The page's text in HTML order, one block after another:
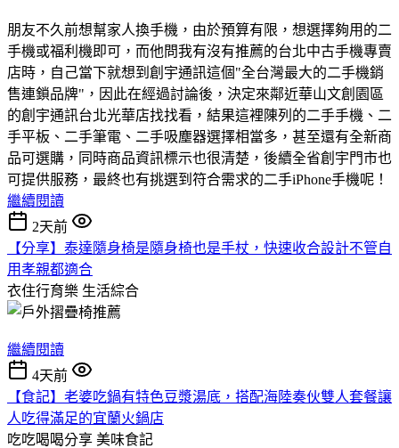
朋友不久前想幫家人換手機，由於預算有限，想選擇夠用的二
手機或福利機即可，而他問我有沒有推薦的台北中古手機專賣
店時，自己當下就想到創宇通訊這個"全台灣最大的二手機銷
售連鎖品牌"，因此在經過討論後，決定來鄰近華山文創園區
的創宇通訊台北光華店找找看，結果這裡陳列的二手手機、二
手平板、二手筆電、二手吸塵器選擇相當多，甚至還有全新商
品可選購，同時商品資訊標示也很清楚，後續全省創宇門市也
可提供服務，最終也有挑選到符合需求的二手iPhone手機呢！
繼續閱讀
2天前
【分享】泰達隨身椅是隨身椅也是手杖，快速收合設計不管自
用孝親都適合
衣住行育樂 生活綜合
繼續閱讀
4天前
【食記】老婆吃鍋有特色豆漿湯底，搭配海陸奏伙雙人套餐讓
人吃得滿足的宜蘭火鍋店
吃吃喝喝分享 美味食記